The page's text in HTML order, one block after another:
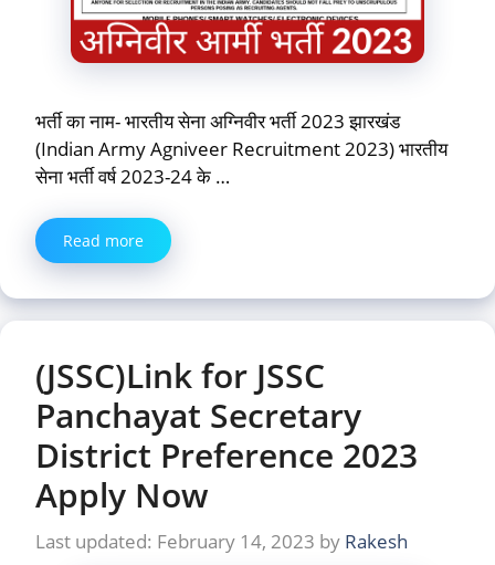
भर्ती का नाम- भारतीय सेना अग्निवीर भर्ती 2023 झारखंड
(Indian Army Agniveer Recruitment 2023) भारतीय
सेना भर्ती वर्ष 2023-24 के …
Read more
(JSSC)Link for JSSC
Panchayat Secretary
District Preference 2023
Apply Now
February 14, 2023 by Rakesh